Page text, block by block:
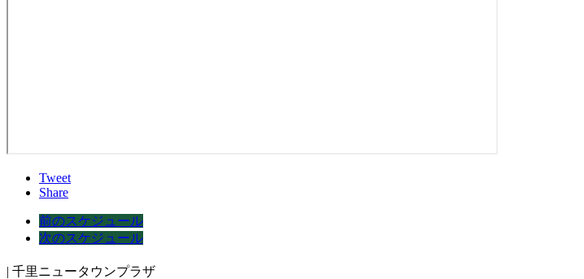
Tweet
Share
前のスケジュール
次のスケジュール
| 千里ニュータウンプラザ